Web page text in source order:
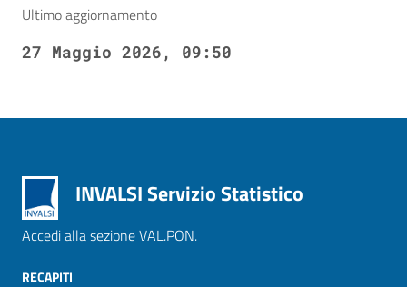
Ultimo aggiornamento
27 Maggio 2026, 09:50
INVALSI Servizio Statistico
Accedi alla sezione VAL.PON.
RECAPITI